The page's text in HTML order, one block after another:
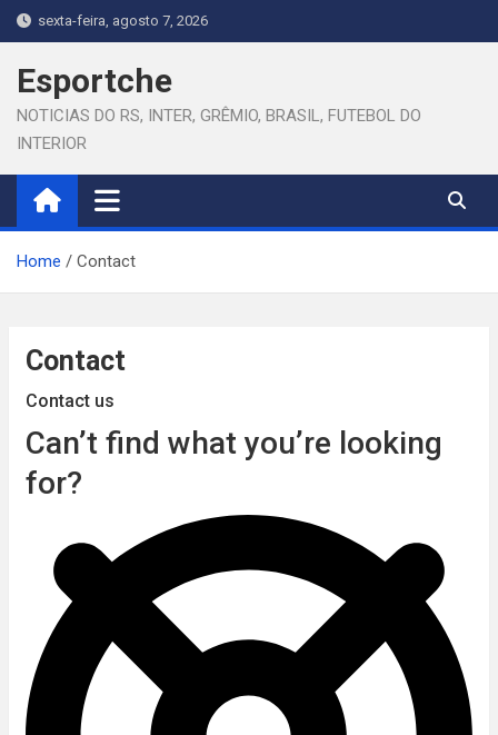
Skip
to
content
sexta-feira, agosto 7, 2026
Esportche
NOTICIAS DO RS, INTER, GRÊMIO, BRASIL, FUTEBOL DO
INTERIOR
Home Contact
Contact
Contact us
Can’t find what you’re looking
for?